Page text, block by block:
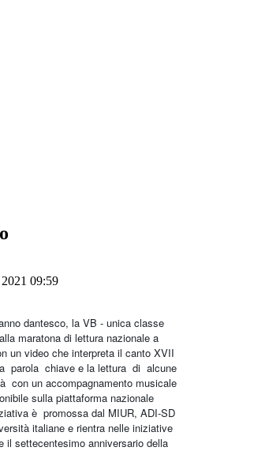
09:59
dantesco, la VB - unica classe
maratona di lettura nazionale a
un video che interpreta il canto XVII
parola chiave e la lettura di alcune
con un accompagnamento musicale
sulla piattaforma nazionale
è promossa dal MIUR, ADI-SD
italiane e rientra nelle iniziative
il settecentesimo anniversario della